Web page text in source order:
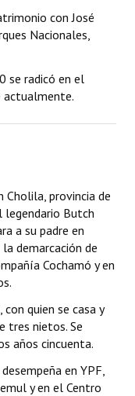
con José
Nacionales,
se radicó en el
actualmente.
Cholila, provincia de
legendario Butch
a su padre en
demarcación de
Cochamó y en
quien se casa y
tres nietos. Se
años cincuenta.
en YPF,
y en el Centro